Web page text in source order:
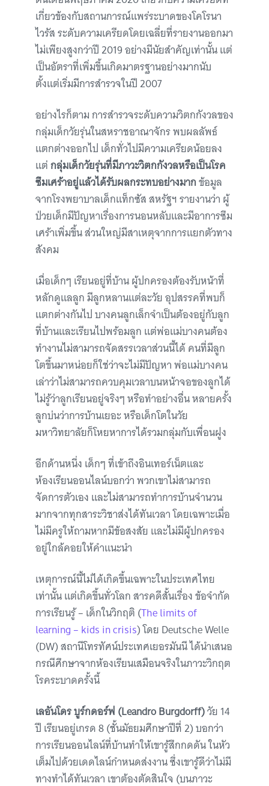
เกี่ยวข้องกับสถานการณ์แพร่ระบาดของโคโรนา
ไวรัส ระดับความเครียดโดยเฉลี่ยที่รายงานออกมา
ไม่เพียงสูงกว่าปี 2019 อย่างมีนัยสำคัญเท่านั้น แต่
เป็นอัตราที่เพิ่มขึ้นเกิดมาตรฐานอย่างมากนับ
ตั้งแต่เริ่มมีการสำรวจในปี 2007
อย่างไรก็ตาม การสำรวจระดับความวิตกกังวลของ
กลุ่มเด็กวัยรุ่นในสหราชอาณาจักร พบผลลัพธ์
แตกต่างออกไป เด็กทั่วไปมีความเครียดน้อยลง
แต่กลุ่มเด็กวัยรุ่นที่มีภาวะวิตกกังวลหรือเป็นโรค
ซึมเศร้าอยู่แล้วได้รับผลกระทบอย่างมากข้อมูล
จากโรงพยาบาลเด็กแท็กซัส สหรัฐฯ รายงานว่า ผู้
ป่วยเด็กมีปัญหาเรื่องการนอนหลับและมีอาการซึม
เศร้าเพิ่มขึ้น ส่วนใหญ่มีสาเหตุจากการแยกตัวทาง
สังคม
เมื่อเด็กๆ เรียนอยู่ที่บ้าน ผู้ปกครองต้องรับหน้าที่
หลักดูแลลูก มีลูกหลานแต่ละวัย อุปสรรคที่พบก็
แตกต่างกันไป บางคนลูกเล็กจำเป็นต้องอยู่กับลูก
ที่บ้านและเรียนไปพร้อมลูก แต่พ่อแม่บางคนต้อง
ทำงานไม่สามารถจัดสรรเวลาส่วนนี้ได้ คนที่มีลูก
โตขึ้นมาหน่อยก็ใช่ว่าจะไม่มีปัญหา พ่อแม่บางคน
เล่าว่าไม่สามารถควบคุมเวลาบนหน้าจอของลูกได้
ไม่รู้ว่าลูกเรียนอยู่จริงๆ หรือทำอย่างอื่น หลายครั้ง
ลูกบ่นว่าการบ้านเยอะ หรือเด็กโตในวัย
มหาวิทยาลัยก็โหยหาการได้รวมกลุ่มกับเพื่อนฝูง
อีกด้านหนึ่ง เด็กๆ ที่เข้าถึงอินเทอร์เน็ตและ
ห้องเรียนออนไลน์บอกว่า พวกเขาไม่สามารถ
จัดการตัวเอง และไม่สามารถทำการบ้านจำนวน
มากจากทุกสาระวิชาส่งได้ทันเวลา โดยเฉพาะเมื่อ
ไม่มีครูให้ถามหากมีข้อสงสัย และไม่มีผู้ปกครอง
อยู่ใกล้คอยให้คำแนะนำ
เหตุการณ์นี้ไม่ได้เกิดขึ้นเฉพาะในประเทศไทย
เท่านั้น แต่เกิดขึ้นทั่วโลก สารคดีสั้นเรื่อง ข้อจำกัด
การเรียนรู้ – เด็กในวิกฤติ (The limits of
learning – kids in crisis) โดย Deutsche Welle
(DW) สถานีโทรทัศน์ประเทศเยอรมันนี ได้นำเสนอ
กรณีศึกษาจากห้องเรียนเสมือนจริงในภาวะวิกฤต
โรคระบาดครั้งนี้
เลอันโดร บูร์กดอร์ฟ (Leandro Burgdorff)วัย 14
ปี เรียนอยู่เกรด 8 (ชั้นมัธยมศึกษาปีที่ 2) บอกว่า
การเรียนออนไลน์ที่บ้านทำให้เขารู้สึกกดดัน ในหัว
เต็มไปด้วยเดดไลน์กำหนดส่งงาน ซึ่งเขารู้ดีว่าไม่มี
ทางทำได้ทันเวลา เขาต้องตัดสินใจ (บนภาวะ